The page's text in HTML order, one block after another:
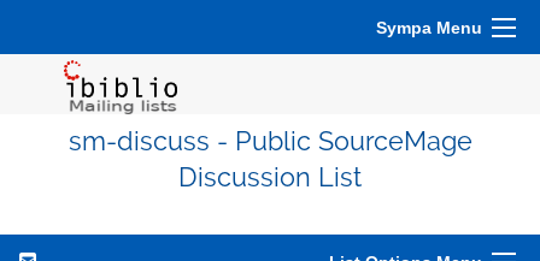
Sympa Menu
sm-discuss - Public SourceMage
Discussion List